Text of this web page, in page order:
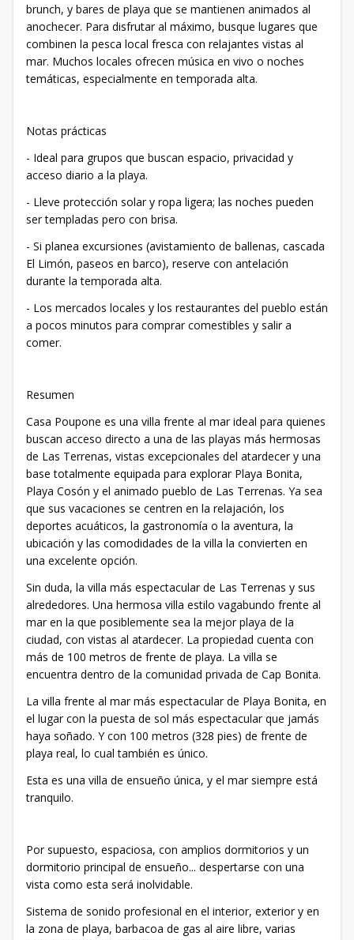
brunch, y bares de playa que se mantienen animados al
anochecer. Para disfrutar al máximo, busque lugares que
combinen la pesca local fresca con relajantes vistas al
mar. Muchos locales ofrecen música en vivo o noches
temáticas, especialmente en temporada alta.
Notas prácticas
- Ideal para grupos que buscan espacio, privacidad y
acceso diario a la playa.
- Lleve protección solar y ropa ligera; las noches pueden
ser templadas pero con brisa.
- Si planea excursiones (avistamiento de ballenas, cascada
El Limón, paseos en barco), reserve con antelación
durante la temporada alta.
- Los mercados locales y los restaurantes del pueblo están
a pocos minutos para comprar comestibles y salir a
comer.
Resumen
Casa Poupone es una villa frente al mar ideal para quienes
buscan acceso directo a una de las playas más hermosas
de Las Terrenas, vistas excepcionales del atardecer y una
base totalmente equipada para explorar Playa Bonita,
Playa Cosón y el animado pueblo de Las Terrenas. Ya sea
que sus vacaciones se centren en la relajación, los
deportes acuáticos, la gastronomía o la aventura, la
ubicación y las comodidades de la villa la convierten en
una excelente opción.
Sin duda, la villa más espectacular de Las Terrenas y sus
alrededores. Una hermosa villa estilo vagabundo frente al
mar en la que posiblemente sea la mejor playa de la
ciudad, con vistas al atardecer. La propiedad cuenta con
más de 100 metros de frente de playa. La villa se
encuentra dentro de la comunidad privada de Cap Bonita.
La villa frente al mar más espectacular de Playa Bonita, en
el lugar con la puesta de sol más espectacular que jamás
haya soñado. Y con 100 metros (328 pies) de frente de
playa real, lo cual también es único.
Esta es una villa de ensueño única, y el mar siempre está
tranquilo.
Por supuesto, espaciosa, con amplios dormitorios y un
dormitorio principal de ensueño... despertarse con una
vista como esta será inolvidable.
Sistema de sonido profesional en el interior, exterior y en
la zona de playa, barbacoa de gas al aire libre, varias